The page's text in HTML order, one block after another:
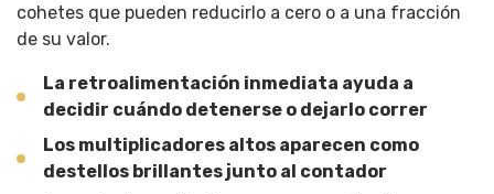
cohetes que pueden reducirlo a cero o a una fracción
de su valor.
La retroalimentación inmediata ayuda a
decidir cuándo detenerse o dejarlo correr
Los multiplicadores altos aparecen como
destellos brillantes junto al contador